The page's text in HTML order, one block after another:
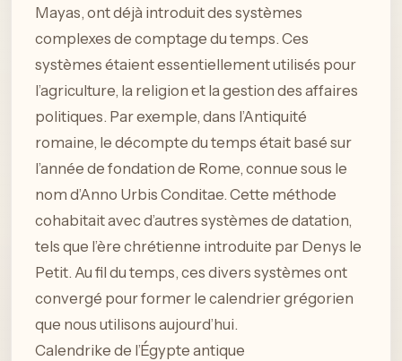
Mayas, ont déjà introduit des systèmes
complexes de comptage du temps. Ces
systèmes étaient essentiellement utilisés pour
l’agriculture, la religion et la gestion des affaires
politiques. Par exemple, dans l’Antiquité
romaine, le décompte du temps était basé sur
l’année de fondation de Rome, connue sous le
nom d’Anno Urbis Conditae. Cette méthode
cohabitait avec d’autres systèmes de datation,
tels que l’ère chrétienne introduite par Denys le
Petit. Au fil du temps, ces divers systèmes ont
convergé pour former le calendrier grégorien
que nous utilisons aujourd’hui.
Calendrike de l’Égypte antique